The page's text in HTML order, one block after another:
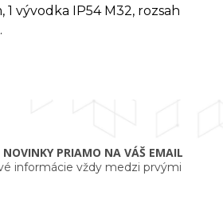
1 vývodka IP54 M32, rozsah
NOVINKY PRIAMO NA VÁŠ EMAIL
informácie vždy medzi prvými